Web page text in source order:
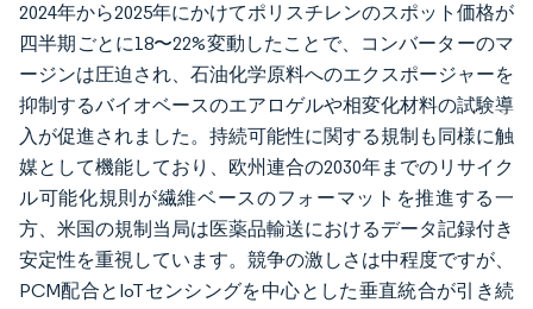
2024年から2025年にかけてポリスチレンのスポット価格が
四半期ごとに18〜22%変動したことで、コンバーターのマ
ージンは圧迫され、石油化学原料へのエクスポージャーを
抑制するバイオベースのエアロゲルや相変化材料の試験導
入が促進されました。持続可能性に関する規制も同様に触
媒として機能しており、欧州連合の2030年までのリサイク
ル可能化規則が繊維ベースのフォーマットを推進する一
方、米国の規制当局は医薬品輸送におけるデータ記録付き
安定性を重視しています。競争の激しさは中程度ですが、
PCM配合とIoTセンシングを中心とした垂直統合が引き続